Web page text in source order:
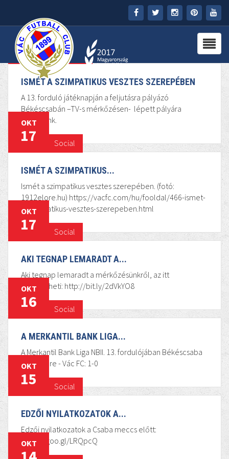
Esemény
OKT
18
ISMÉT A SZIMPATIKUS VESZTES SZEREPÉBEN
A 13. forduló játéknapján a feljutásra pályázó
Békéscsabán –TV-s mérkőzésen- lépett pályára
csapatunk.
Social
OKT
17
ISMÉT A SZIMPATIKUS...
Ismét a szimpatikus vesztes szerepében. (fotó:
1912elore.hu) https://vacfc.com/hu/fooldal/466-ismet-
a-szimpatikus-vesztes-szerepeben.html
Social
OKT
17
AKI TEGNAP LEMARADT A...
Aki tegnap lemaradt a mérkőzésünkről, az itt
megnézheti: http://bit.ly/2dVkYO8
Social
OKT
16
A MERKANTIL BANK LIGA...
A Merkantil Bank Liga NBII. 13. fordulójában Békéscsaba
1912 Előre - Vác FC: 1-0
Social
OKT
15
EDZŐI NYILATKOZATOK A...
Edzői nyilatkozatok a Csaba meccs előtt:
https://goo.gl/LRQpcQ
OKT
FŐOLDAL
KLUB
HÍREK
STADION
PARTNEREK
MÉDIA